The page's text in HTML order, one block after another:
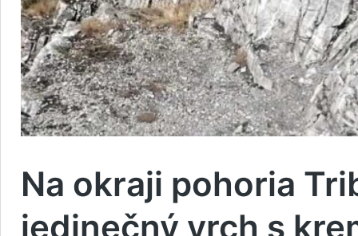
Na okraji pohoria
jedinečný vrch s